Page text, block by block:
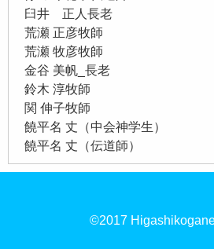
臼井 正人長老
荒瀬 正彦牧師
荒瀬 牧彦牧師
金谷 美帆_長老
鈴木 淳牧師
関 伸子牧師
饒平名 丈（中会神学生）
饒平名 丈（伝道師）
©2017